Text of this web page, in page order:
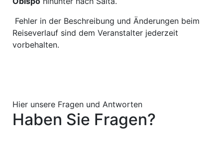
Fehler in der Beschreibung und Änderungen beim
Reiseverlauf sind dem Veranstalter jederzeit
vorbehalten.
Hier unsere Fragen und Antworten
Haben Sie Fragen?